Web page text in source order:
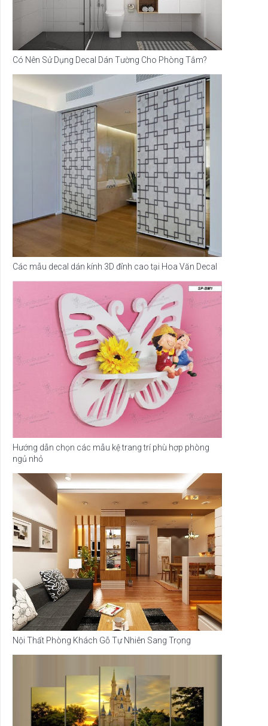
Có Nên Sử Dụng Decal Dán Tường Cho Phòng Tắm?
Các mẫu decal dán kính 3D đỉnh cao tại Hoa Văn Decal
Hướng dẫn chọn các mẫu kệ trang trí phù hợp phòng
ngủ nhỏ
Nội Thất Phòng Khách Gỗ Tự Nhiên Sang Trọng